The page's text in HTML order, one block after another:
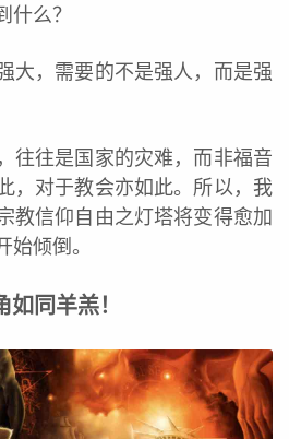
什么？
大，需要的不是强人，而是强
往往是国家的灾难，而非福音
，对于教会亦如此。所以，我
教信仰自由之灯塔将变得愈加
倾倒。
如同羊羔！